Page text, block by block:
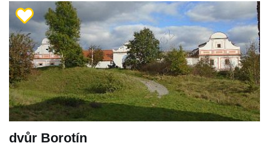
dvůr Borotín